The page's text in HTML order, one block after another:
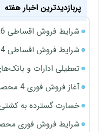
پربازدیدترین اخبار هفته
شرایط فروش اقساطی KMC SR6 کرمان موتور اعلام شد
شرایط فروش اقساطی JAC J4 (مرداد 1405)
تعطیلی ادارات و بانک‌های 5 استان در روز
آغاز فروش فوری 4 محصول ایران خودرو در نمایندگی‌ها
خسارت گسترده به
شرایط فروش فوری